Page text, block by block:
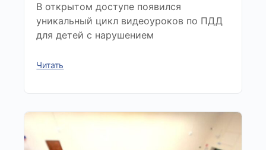
В открытом доступе появился
уникальный цикл видеоуроков по ПДД
для детей с нарушением
Читать